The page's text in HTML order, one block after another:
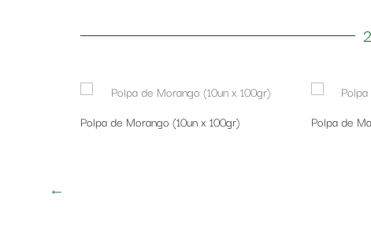
Polpa de Morango (10un x 100gr) Polpa de